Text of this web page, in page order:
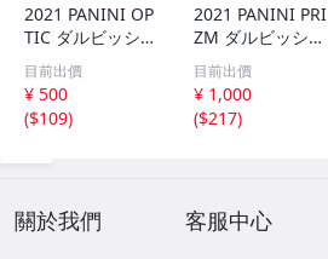
2021 PANINI OP
TIC ダルビッシュ
有 249枚限定
シリアルカード
パドレス
目前出價
¥ 500
($109)
2021 PANINI PRI
ZM ダルビッシュ
有 40枚限定
シリアルカード
パドレス
目前出價
¥ 1,000
($217)
關於我們 客服中心